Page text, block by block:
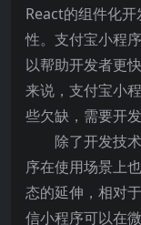
React的组件化
性。支付宝小程
以帮助开发者更
来说，支付宝小
些欠缺，需要开
除了开发技
序在使用场景上
态的延伸，相对
信小程序可以在